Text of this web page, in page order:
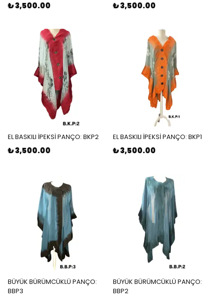
₺ 3,500.00 ₺ 3,500.00
EL BASKILI İPEKSİ PANÇO: BKP2
₺ 3,500.00
EL BASKILI İPEKSİ PANÇO: BKP1
₺ 3,500.00
BÜYÜK BÜRÜMCÜKLÜ PANÇO:
BBP3
BÜYÜK BÜRÜMCÜKLÜ PANÇO:
BBP2